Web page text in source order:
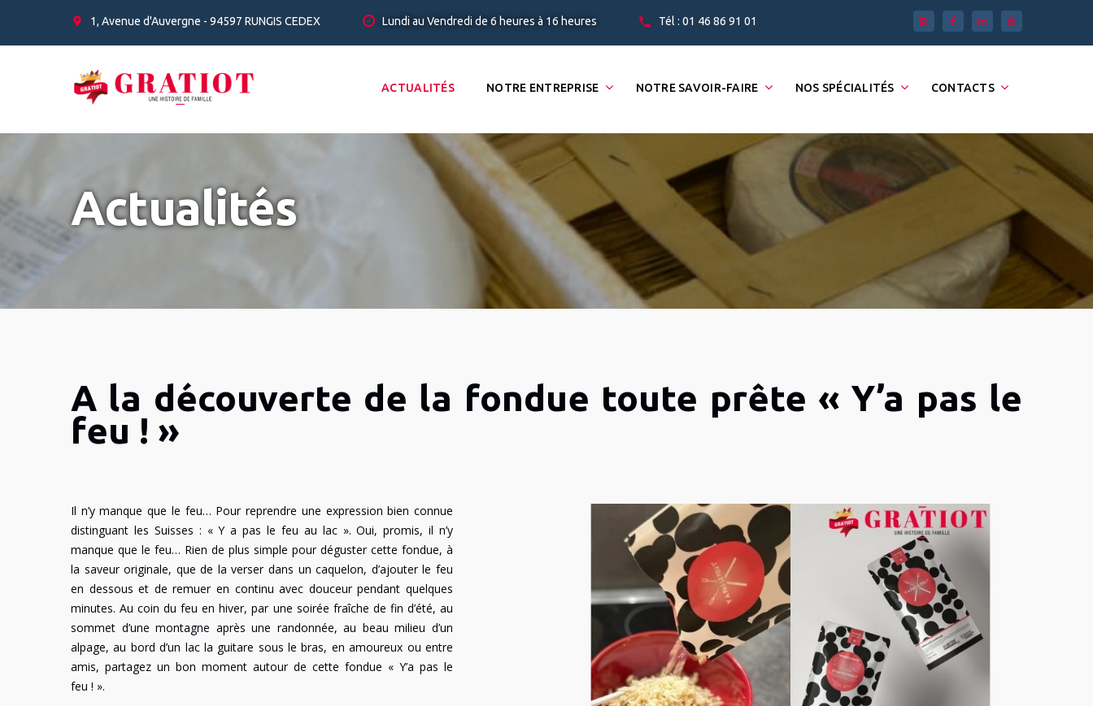
1, Avenue d'Auvergne - 94597 RUNGIS CEDEX Lundi au Vendredi de 6 heures à 16 heures Tél : 01 46 86 91 01
ACTUALITÉS NOTRE ENTREPRISE NOTRE SAVOIR-FAIRE NOS SPÉCIALITÉS CONTACTS
Actualités
A la découverte de la fondue toute prête « Y’a pas le
feu ! »
Il n’y manque que le feu… Pour reprendre une expression bien connue
distinguant les Suisses : « Y a pas le feu au lac ». Oui, promis, il n’y
manque que le feu… Rien de plus simple pour déguster cette fondue, à
la saveur originale, que de la verser dans un caquelon, d’ajouter le feu
en dessous et de remuer en continu avec douceur pendant quelques
minutes. Au coin du feu en hiver, par une soirée fraîche de fin d’été, au
sommet d’une montagne après une randonnée, au beau milieu d’un
alpage, au bord d’un lac la guitare sous le bras, en amoureux ou entre
amis, partagez un bon moment autour de cette fondue « Y’a pas le
feu ! ».